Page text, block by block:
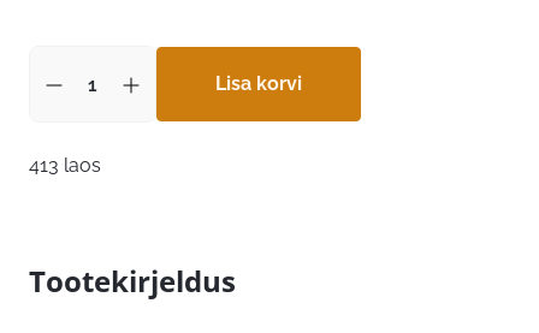
Lisa korvi
413 laos
Tootekirjeldus